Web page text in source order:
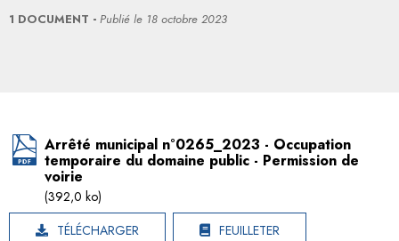
1 DOCUMENT Publié le 18 octobre 2023
Arrêté municipal n°0265_2023 - Occupation
temporaire du domaine public - Permission de
voirie
(392,0 ko)
TÉLÉCHARGER
FEUILLETER